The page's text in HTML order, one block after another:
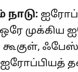
முக்கிய
கூகுள்,
ஐரோப்பியத்